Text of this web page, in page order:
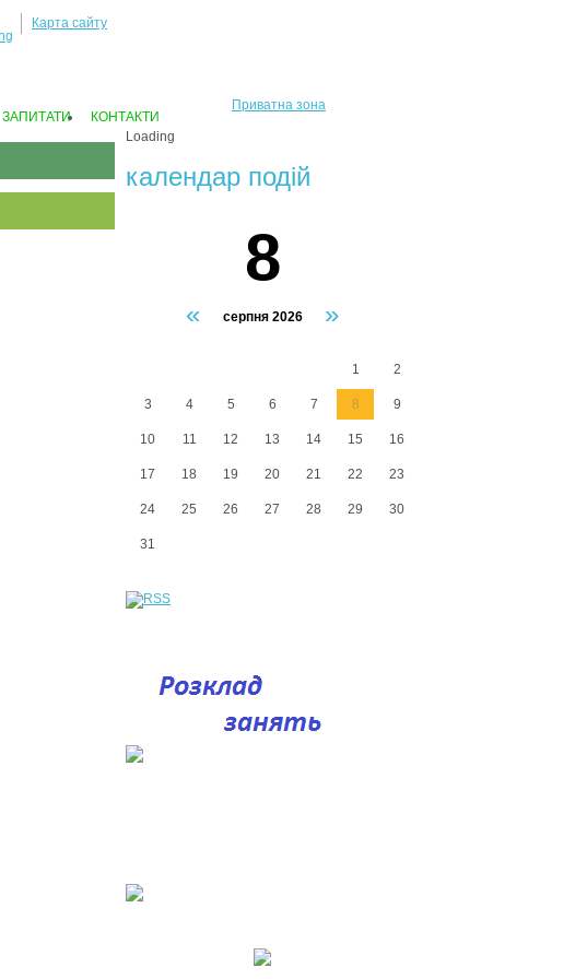
Карта сайту
ЗАПИТАТИ КОНТАКТИ
Приватна зона
Loading
календар подiй
«
8
серпня 2026 »
1 2
3 4 5 6 7 8 9
10 11 12 13 14 15 16
17 18 19 20 21 22 23
24 25 26 27 28 29 30
31